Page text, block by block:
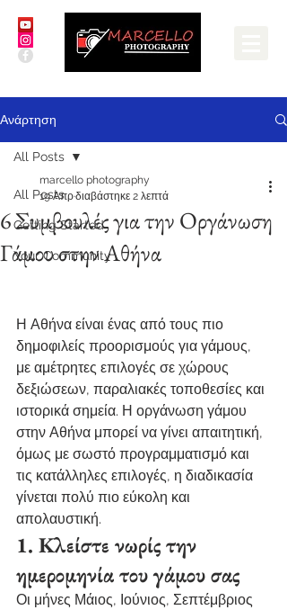
Ανάρτηση
All Posts
Getting Started
Your Community
All Posts
6 Συμβουλές για την Οργάνωση
Γάμου στην Αθήνα
marcello photography
19 Απρδιαβάστηκε 2 λεπτά
Η Αθήνα είναι ένας από τους πιο
δημοφιλείς προορισμούς για γάμους,
με αμέτρητες επιλογές σε χώρους
δεξιώσεων, παραλιακές τοποθεσίες και
ιστορικά σημεία. Η οργάνωση γάμου
στην Αθήνα μπορεί να γίνει απαιτητική,
όμως με σωστό προγραμματισμό και
τις κατάλληλες επιλογές, η διαδικασία
γίνεται πολύ πιο εύκολη και
απολαυστική.
1. Κλείστε νωρίς την
ημερομηνία του γάμου σας
Οι μήνες Μάιος, Ιούνιος, Σεπτέμβριος